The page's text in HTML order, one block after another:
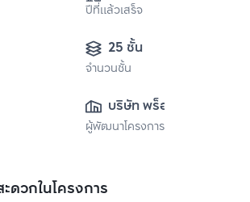
ปีที่แล้วเสร็จ
25 ชั้น
จำนวนชั้น
บริษัท พร็อพเพอร์
ตี้ เพอร์เฟค จำกัด
ผู้พัฒนาโครงการ
ดวกในโครงการ